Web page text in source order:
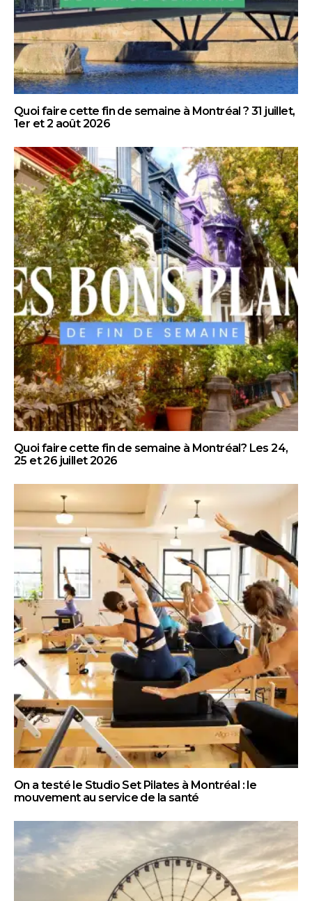
Quoi faire cette fin de semaine à Montréal ? 31 juillet,
1er et 2 août 2026
Quoi faire cette fin de semaine à Montréal? Les 24,
25 et 26 juillet 2026
On a testé le Studio Set Pilates à Montréal : le
mouvement au service de la santé